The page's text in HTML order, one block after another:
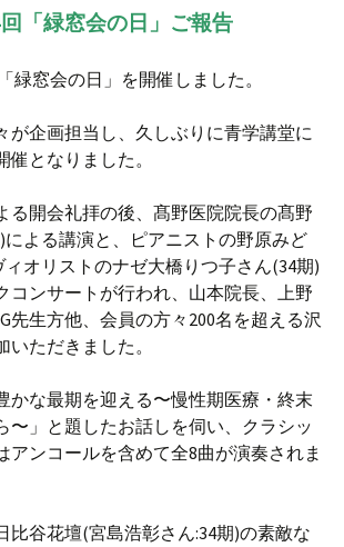
「緑窓会の日」ご報告
緑窓会の日」を開催しました。
が企画担当し、久しぶりに青学講堂に
となりました。
る開会礼拝の後、髙野医院院長の髙野
よる講演と、ピアニストの野原みど
ィオリストのナゼ大橋りつ子さん(34期)
コンサートが行われ、山本院長、上野
先生方他、会員の方々200名を超える沢
ただきました。
かな最期を迎える〜慢性期医療・終末
〜」と題したお話しを伺い、クラシッ
アンコールを含めて全8曲が演奏されま
比谷花壇(宮島浩彰さん:34期)の素敵な